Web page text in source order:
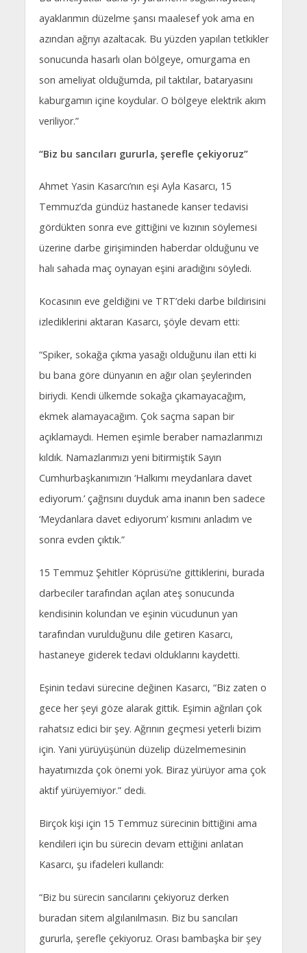
ayaklarımın düzelme şansı maalesef yok ama en
azından ağrıyı azaltacak. Bu yüzden yapılan tetkikler
sonucunda hasarlı olan bölgeye, omurgama en
son ameliyat olduğumda, pil taktılar, bataryasını
kaburgamın içine koydular. O bölgeye elektrik akım
veriliyor.”
“Biz bu sancıları gururla, şerefle çekiyoruz”
Ahmet Yasin Kasarcı’nın eşi Ayla Kasarcı, 15
Temmuz’da gündüz hastanede kanser tedavisi
gördükten sonra eve gittiğini ve kızının söylemesi
üzerine darbe girişiminden haberdar olduğunu ve
halı sahada maç oynayan eşini aradığını söyledi.
Kocasının eve geldiğini ve TRT’deki darbe bildirisini
izlediklerini aktaran Kasarcı, şöyle devam etti:
“Spiker, sokağa çıkma yasağı olduğunu ilan etti ki
bu bana göre dünyanın en ağır olan şeylerinden
biriydi. Kendi ülkemde sokağa çıkamayacağım,
ekmek alamayacağım. Çok saçma sapan bir
açıklamaydı. Hemen eşimle beraber namazlarımızı
kıldık. Namazlarımızı yeni bitirmiştik Sayın
Cumhurbaşkanımızın ‘Halkımı meydanlara davet
ediyorum.’ çağrısını duyduk ama inanın ben sadece
‘Meydanlara davet ediyorum’ kısmını anladım ve
sonra evden çıktık.”
15 Temmuz Şehitler Köprüsü’ne gittiklerini, burada
darbeciler tarafından açılan ateş sonucunda
kendisinin kolundan ve eşinin vücudunun yan
tarafından vurulduğunu dile getiren Kasarcı,
hastaneye giderek tedavi olduklarını kaydetti.
Eşinin tedavi sürecine değinen Kasarcı, “Biz zaten o
gece her şeyi göze alarak gittik. Eşimin ağrıları çok
rahatsız edici bir şey. Ağrının geçmesi yeterli bizim
için. Yani yürüyüşünün düzelip düzelmemesinin
hayatımızda çok önemi yok. Biraz yürüyor ama çok
aktif yürüyemiyor.” dedi.
Birçok kişi için 15 Temmuz sürecinin bittiğini ama
kendileri için bu sürecin devam ettiğini anlatan
Kasarcı, şu ifadeleri kullandı:
“Biz bu sürecin sancılarını çekiyoruz derken
buradan sitem algılanılmasın. Biz bu sancıları
gururla, şerefle çekiyoruz. Orası bambaşka bir şey